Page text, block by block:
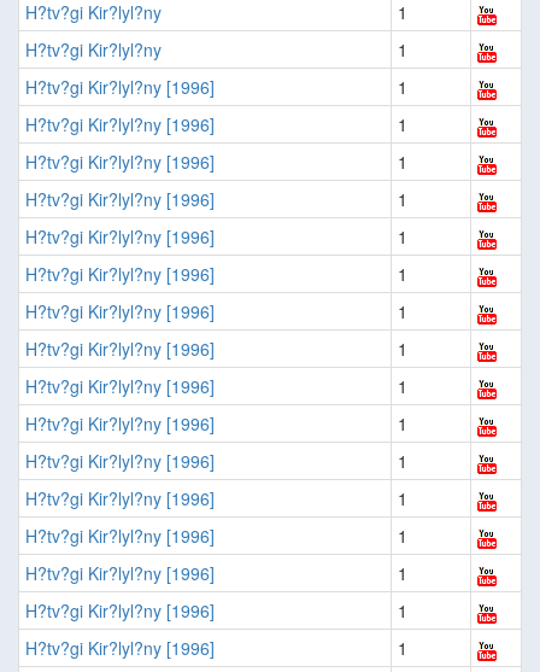
H?tv?gi Kir?lyl?ny
1
H?tv?gi Kir?lyl?ny
1
H?tv?gi Kir?lyl?ny [1996]
1
H?tv?gi Kir?lyl?ny [1996]
1
H?tv?gi Kir?lyl?ny [1996]
1
H?tv?gi Kir?lyl?ny [1996]
1
H?tv?gi Kir?lyl?ny [1996]
1
H?tv?gi Kir?lyl?ny [1996]
1
H?tv?gi Kir?lyl?ny [1996]
1
H?tv?gi Kir?lyl?ny [1996]
1
H?tv?gi Kir?lyl?ny [1996]
1
H?tv?gi Kir?lyl?ny [1996]
1
H?tv?gi Kir?lyl?ny [1996]
1
H?tv?gi Kir?lyl?ny [1996]
1
H?tv?gi Kir?lyl?ny [1996]
1
H?tv?gi Kir?lyl?ny [1996]
1
H?tv?gi Kir?lyl?ny [1996]
1
H?tv?gi Kir?lyl?ny [1996]
1